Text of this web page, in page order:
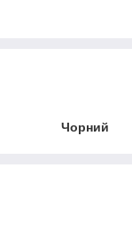
Чорний